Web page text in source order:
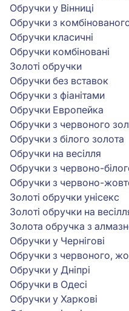
Обручки у Вінниці
Обручки з
Обручки класичні
Обручки комбіновані
Золоті обручки
Обручки без вставок
Обручки з фіанітами
Обручки Европейка
Обручки з червоного
Обручки з білого золота
Обручки на весілля
Обручки з червоно-
Обручки з червоно-
Золоті обручки унісекс
Золоті обручки на
Золота обручка з
Обручки у Чернігові
Обручки з червоного,
Обручки у Дніпрі
Обручки в Одесі
Обручки у Харкові